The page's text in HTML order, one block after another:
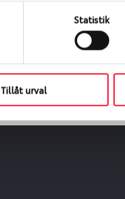
Statistik
Tillåt urval
service. När vi